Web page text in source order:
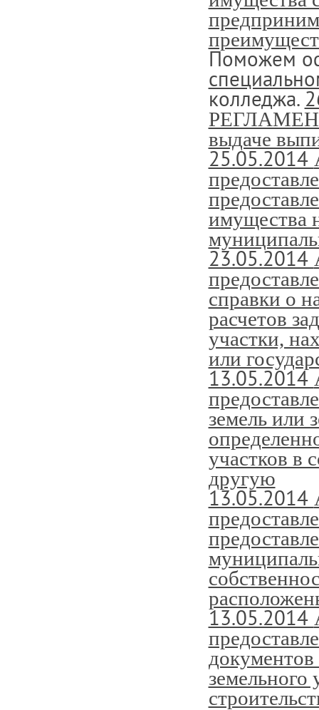
Поможем
колледжа.
РЕГЛАМЕНТ
выдаче
25.05.2014
имущества
23.05.2014
справки о
расчетов
участки,
или
13.05.2014
земель или
участков в
другую
13.05.2014
13.05.2014
земельного